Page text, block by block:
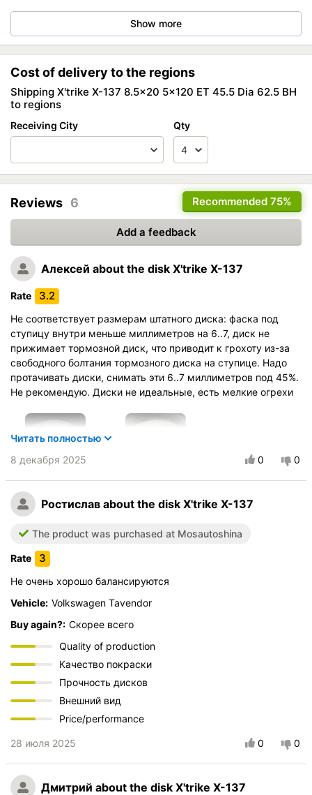
Show more
Cost of delivery to the regions
Shipping X'trike X-137 8.5x20 5x120 ET 45.5 Dia 62.5 BH
to regions
Receiving City Qty
Recommended 75%
Reviews 6
Add a feedback
Алексей about the disk X'trike X-137
Rate 3.2
Не соответствует размерам штатного диска: фаска под
ступицу внутри меньше миллиметров на 6..7, диск не
прижимает тормозной диск, что приводит к грохоту из-за
свободного болтания тормозного диска на ступице. Надо
протачивать диски, снимать эти 6..7 миллиметров под 45%.
Не рекомендую. Диски не идеальные, есть мелкие огрехи
Buy again?:
Quality of production
Качество покраски
Прочность дисков
Внешний вид
Price/performance
Читать полностью
8 декабря 2025
0 0
Ростислав about the disk X'trike X-137
The product was purchased at Mosautoshina
Rate 3
Не очень хорошо балансируются
Vehicle: Volkswagen Tavendor
Buy again?: Скорее всего
Quality of production
Качество покраски
Прочность дисков
Внешний вид
Price/performance
28 июля 2025 0 0
Дмитрий about the disk X'trike X-137